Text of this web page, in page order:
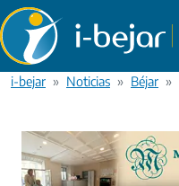
Pasar al contenido principal
i-bejar Noticias Béjar